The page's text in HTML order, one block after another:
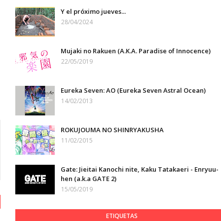
Y el próximo jueves...
28/04/2024
Mujaki no Rakuen (A.K.A. Paradise of Innocence)
22/05/2019
Eureka Seven: AO (Eureka Seven Astral Ocean)
14/02/2013
ROKUJOUMA NO SHINRYAKUSHA
11/02/2015
Gate: Jieitai Kanochi nite, Kaku Tatakaeri - Enryuu-
hen (a.k.a GATE 2)
15/05/2019
ETIQUETAS